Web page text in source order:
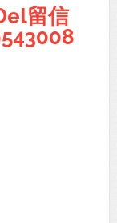
留信